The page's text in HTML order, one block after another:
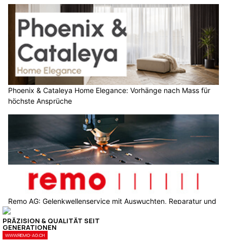
Phoenix & Cataleya Home Elegance: Vorhänge nach Mass für
höchste Ansprüche
Remo AG: Gelenkwellenservice mit Auswuchten, Reparatur und
Neuanfertigung